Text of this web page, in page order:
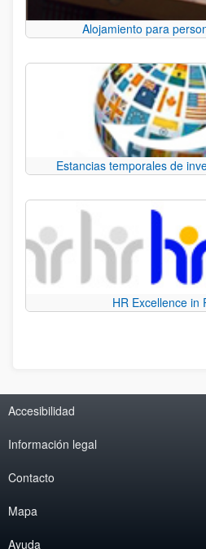
Alojamiento para
Estancias temporales de
HR Excellence in
Accesibilidad
Información legal
Contacto
Mapa
Ayuda